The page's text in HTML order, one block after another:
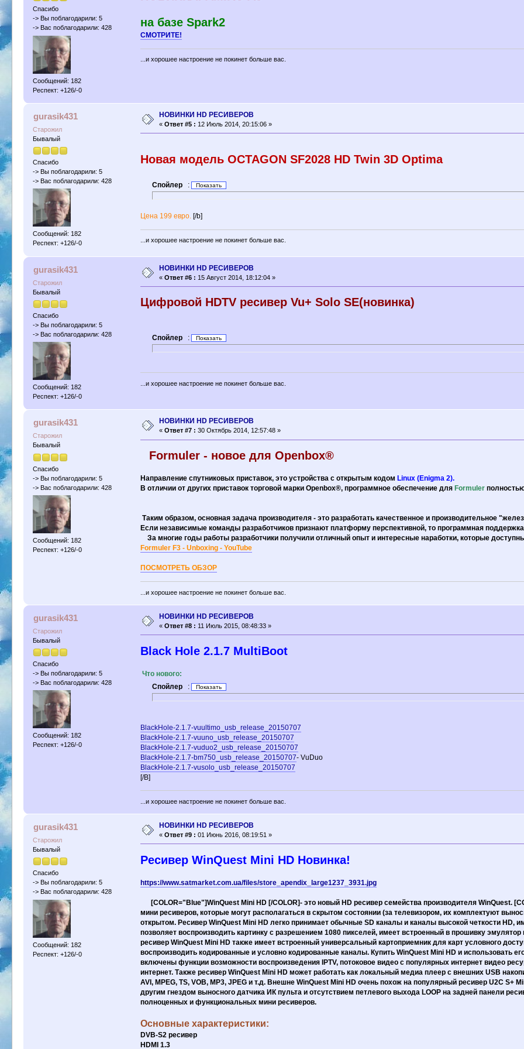
Спасибо
-> Вы поблагодарили: 5
-> Вас поблагодарили: 428
Сообщений: 182
Респект: +126/-0
на базе Spark2
CМОТРИТЕ!
...и хорошее настроение не покинет больше вас.
gurasik431
Старожил
Бывалый
Спасибо
-> Вы поблагодарили: 5
-> Вас поблагодарили: 428
Сообщений: 182
Респект: +126/-0
НОВИНКИ HD РЕСИВЕРОВ
«Ответ #5 : 12 Июль 2014, 20:15:06 »
Новая модель OCTAGON SF2028 HD Twin 3D Optima
Спойлер :
Цена 199 евро. [/b]
...и хорошее настроение не покинет больше вас.
gurasik431
Старожил
Бывалый
Спасибо
-> Вы поблагодарили: 5
-> Вас поблагодарили: 428
Сообщений: 182
Респект: +126/-0
НОВИНКИ HD РЕСИВЕРОВ
«Ответ #6 : 15 Август 2014, 18:12:04 »
Цифровой HDTV ресивер Vu+ Solo SE(новинка)
Спойлер :
...и хорошее настроение не покинет больше вас.
gurasik431
Старожил
Бывалый
Спасибо
-> Вы поблагодарили: 5
-> Вас поблагодарили: 428
Сообщений: 182
Респект: +126/-0
НОВИНКИ HD РЕСИВЕРОВ
«Ответ #7 : 30 Октябрь 2014, 12:57:48 »
Formuler - новое для Openbox®
Направление спутниковых приставок, это устройства с открытым кодом Linux (Enigma 2).
В отличии от других приставок торговой марки Openbox®, программное обеспечение дляFormuler
Таким образом, основная задача производителя - это разработать качественное и производительное
Если независимые команды разработчиков признают платформу перспективной, то программная
За многие годы работы разработчики получили отличный опыт и интересные наработки, которые
Formuler F3 - Unboxing - YouTube
ПОСМОТРЕТЬ ОБЗОР
...и хорошее настроение не покинет больше вас.
gurasik431
Старожил
Бывалый
Спасибо
-> Вы поблагодарили: 5
-> Вас поблагодарили: 428
Сообщений: 182
Респект: +126/-0
НОВИНКИ HD РЕСИВЕРОВ
«Ответ #8 : 11 Июль 2015, 08:48:33 »
Black Hole 2.1.7 MultiBoot
Что нового:
Спойлер
:
BlackHole-2.1.7-vuultimo_usb_release_20150707
BlackHole-2.1.7-vuuno_usb_release_20150707
BlackHole-2.1.7-vuduo2_usb_release_20150707
BlackHole-2.1.7-bm750_usb_release_20150707- VuDuo
BlackHole-2.1.7-vusolo_usb_release_20150707
[/B]
...и хорошее настроение не покинет больше вас.
gurasik431
Старожил
Бывалый
Спасибо
-> Вы поблагодарили: 5
-> Вас поблагодарили: 428
Сообщений: 182
Респект: +126/-0
НОВИНКИ HD РЕСИВЕРОВ
«Ответ #9 : 01 Июнь 2016, 08:19:51 »
Ресивер WinQuest Mini HD Новинка!
https://www.satmarket.com.ua/files/store_apendix_large1237_3931.jpg
[COLOR="Blue"]WinQuest Mini HD [/COLOR]- это новый HD ресивер семейства производителя WinQuest.
мини ресиверов, которые могут располагаться в скрытом состоянии (за телевизором, их комплектуют
открытом. Ресивер WinQuest Mini HD легко принимает обычные SD каналы и каналы высокой четкости HD,
позволяет воспроизводить картинку с разрешением 1080 пикселей, имеет встроенный в прошивку
ресивер WinQuest Mini HD также имеет встроенный универсальный картоприемник для карт условного
воспроизводить кодированные и условно кодированные каналы. Купить WinQuest Mini HD и использовать
включены функции возможности воспроизведения IPTV, потоковое видео с популярных интернет видео
интернет. Также ресивер WinQuest Mini HD может работать как локальный медиа плеер с внешних USB
AVI, MPEG, TS, VOB, MP3, JPEG и т.д. Внешне WinQuest Mini HD очень похож на популярный ресивер U2C S+
другим гнездом выносного датчика ИК пульта и отсутствием петлевого выхода LOOP на задней панели
полноценных и функциональных мини ресиверов.
Основные характеристики:
DVB-S2 ресивер
HDMI 1.3